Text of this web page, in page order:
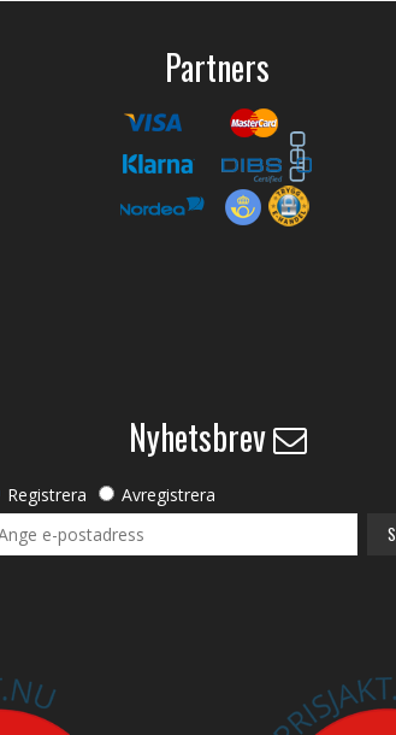
Partners
Nyhetsbrev
Registrera Avregistrera